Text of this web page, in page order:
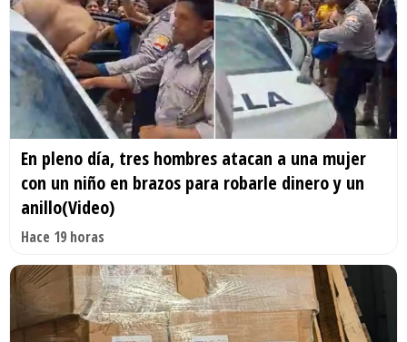
En pleno día, tres hombres atacan a una mujer
con un niño en brazos para robarle dinero y un
anillo(Video)
Hace 19 horas